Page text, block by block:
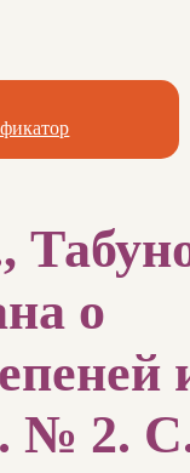
о
№ 2.